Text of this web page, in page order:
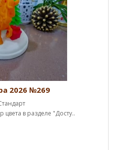
2026 №269
в разделе "Досту..